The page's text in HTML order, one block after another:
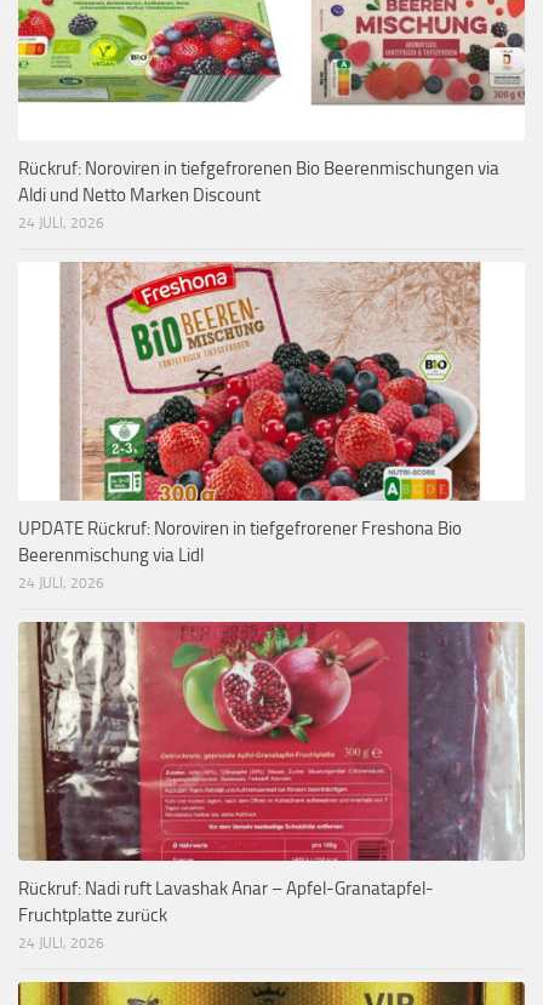
Rückruf: Noroviren in tiefgefrorenen Bio Beerenmischungen via
Aldi und Netto Marken Discount
24 JULI, 2026
UPDATE Rückruf: Noroviren in tiefgefrorener Freshona Bio
Beerenmischung via Lidl
24 JULI, 2026
Rückruf: Nadi ruft Lavashak Anar – Apfel-Granatapfel-
Fruchtplatte zurück
24 JULI, 2026